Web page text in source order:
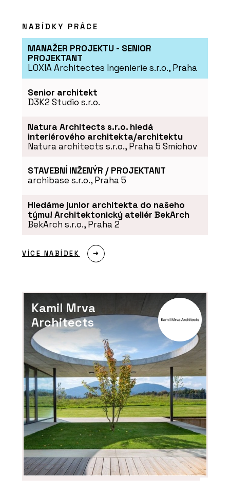
NABÍDKY PRÁCE
MANAŽER PROJEKTU - SENIOR
PROJEKTANT
LOXIA Architectes Ingenierie s.r.o., Praha
Senior architekt
D3K2 Studio s.r.o.
Natura Architects s.r.o. hledá
interiérového architekta/architektu
Natura architects s.r.o., Praha 5 Smíchov
STAVEBNÍ INŽENÝR / PROJEKTANT
archibase s.r.o., Praha 5
Hledáme junior architekta do našeho
týmu! Architektonický ateliér BekArch
BekArch s.r.o., Praha 2
VÍCE NABÍDEK
Kamil Mrva
Architects